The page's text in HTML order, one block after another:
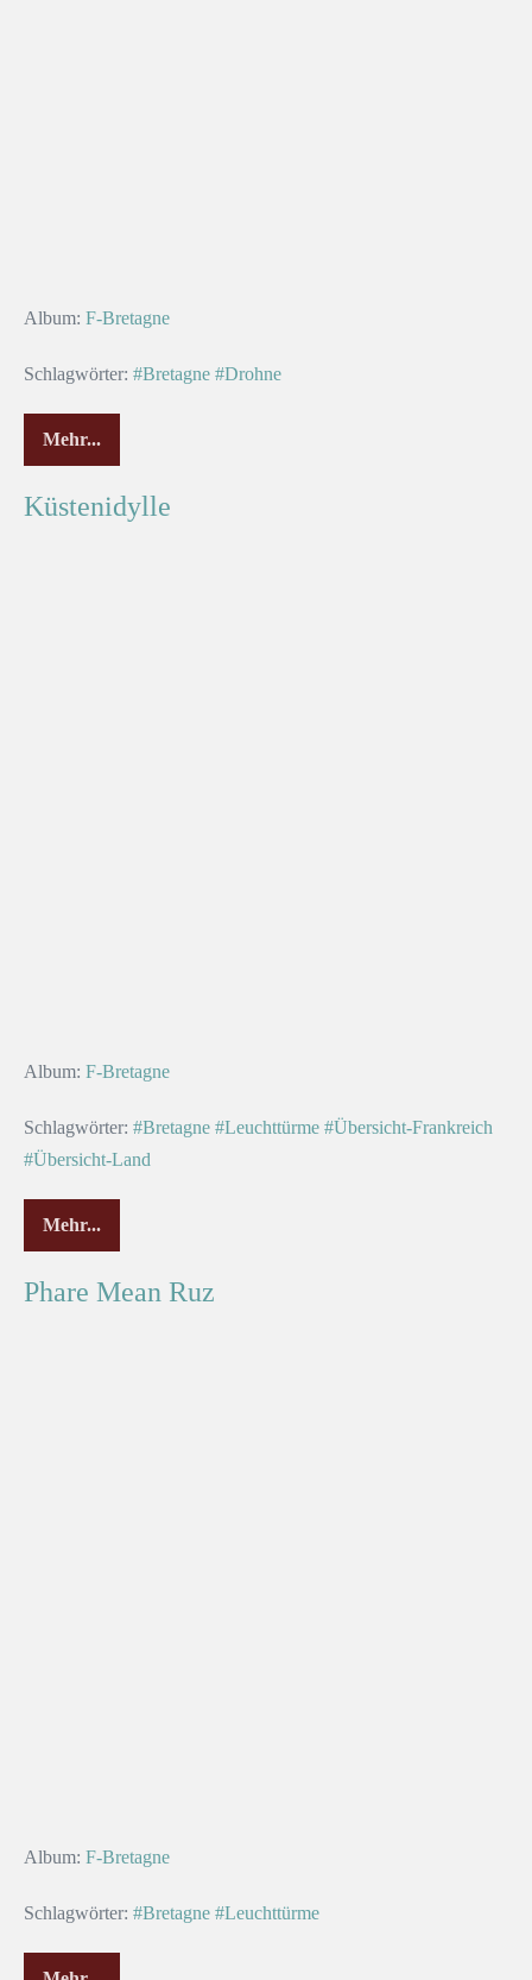
Album: F-Bretagne
Schlagwörter: #Bretagne #Drohne
Mehr...
Küstenidylle
Album: F-Bretagne
Schlagwörter: #Bretagne #Leuchttürme #Übersicht-Frankreich
#Übersicht-Land
Mehr...
Phare Mean Ruz
Album: F-Bretagne
Schlagwörter: #Bretagne #Leuchttürme